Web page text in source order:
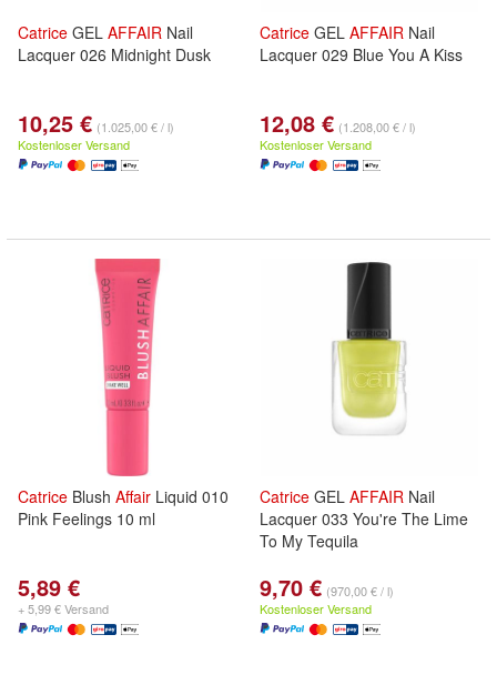
Catrice GEL AFFAIR Nail
Lacquer 026 Midnight Dusk
10,25 € (1.025,00 € / l)
Kostenloser Versand
Catrice GEL AFFAIR Nail
Lacquer 029 Blue You A Kiss
12,08 € (1.208,00 € / l)
Kostenloser Versand
Catrice Blush Affair Liquid 010
Pink Feelings 10 ml
5,89 €
+ 5,99 € Versand
Catrice GEL AFFAIR Nail
Lacquer 033 You're The Lime
To My Tequila
9,70 € (970,00 € / l)
Kostenloser Versand